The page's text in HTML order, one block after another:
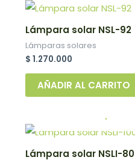
Lámpara solar NSL-92
Lámparas solares
$ 1.270.000
AÑADIR AL CARRITO
.
Lámpara solar NSLI-80